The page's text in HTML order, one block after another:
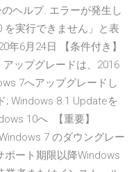
ヘルプ. エラーが発生し
を実行できません」と表
6月24日 【条件付き】
ップグレードは、2016
7へアップグレードし
; Windows 8.1 Updateを
10へ 【重要】
7 のダウングレー
ポート期限以降Windows